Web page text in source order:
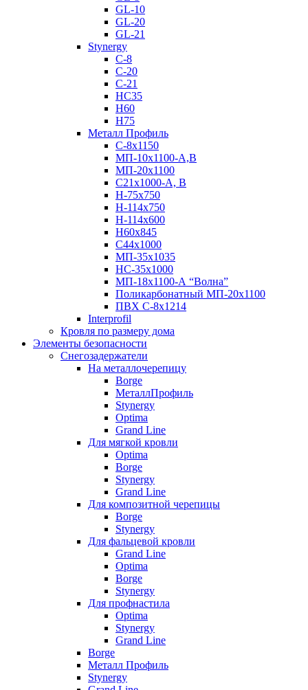
GL-10
GL-20
GL-21
Stynergy
C-8
C-20
C-21
НС35
Н60
H75
Металл Профиль
С-8х1150
МП-10x1100-А,В
МП-20х1100
С21х1000-А, В
H-75х750
Н-114х750
Н-114х600
Н60х845
С44х1000
МП-35х1035
НС-35х1000
МП-18х1100-А “Волна”
Поликарбонатный МП-20х1100
ПВХ С-8х1214
Interprofil
Кровля по размеру дома
Элементы безопасности
Снегозадержатели
На металлочерепицу
Borge
МеталлПрофиль
Stynergy
Optima
Grand Line
Для мягкой кровли
Optima
Borge
Stynergy
Grand Line
Для композитной черепицы
Borge
Stynergy
Для фальцевой кровли
Grand Line
Optima
Borge
Stynergy
Для профнастила
Optima
Stynergy
Grand Line
Borge
Металл Профиль
Stynergy